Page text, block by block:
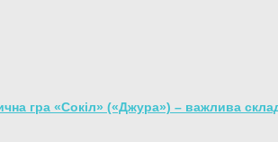
гра «Сокіл» («Джура») – важлива